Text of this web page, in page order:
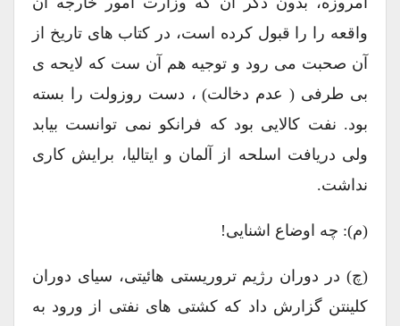
واقعه را را قبول کرده است، در کتاب های تاریخ از
آن صحبت می رود و توجیه هم آن ست که لایحه ی
بی طرفی ( عدم دخالت) ، دست روزولت را بسته
بود. نفت کالایی بود که فرانکو نمی توانست بیابد
ولی دریافت اسلحه از آلمان و ایتالیا، برایش کاری
نداشت.
(م): چه اوضاع اشنایی!
(چ) در دوران رژیم تروریستی هائیتی، سیای دوران
کلینتن گزارش داد که کشتی های نفتی از ورود به